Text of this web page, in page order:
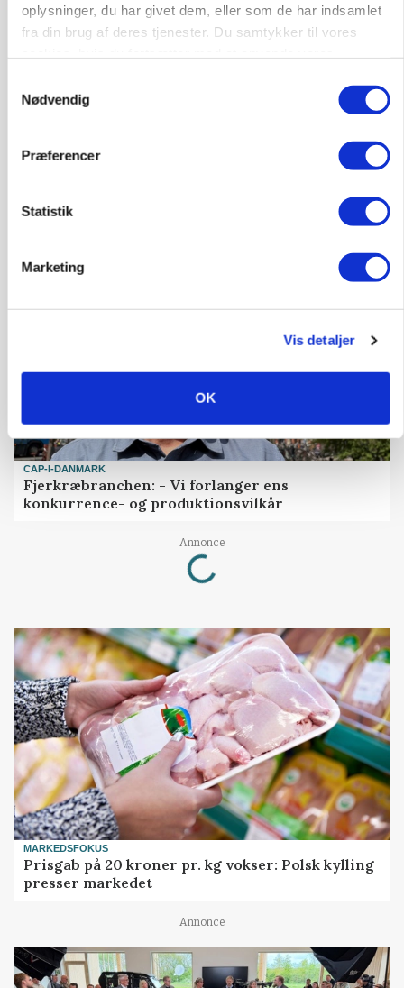
oplysninger, du har givet dem, eller som de har indsamlet
fra din brug af deres tjenester. Du samtykker til vores
Nødvendig
Præferencer
Statistik
Marketing
Vis detaljer
OK
KWS Rallys topper årets sortsforsøg i vinterbyg
CAP-I-DANMARK
Fjerkræbranchen: - Vi forlanger ens
konkurrence- og produktionsvilkår
Annonce
Loading...
MARKEDSFOKUS
Prisgab på 20 kroner pr. kg vokser: Polsk kylling
presser markedet
Annonce